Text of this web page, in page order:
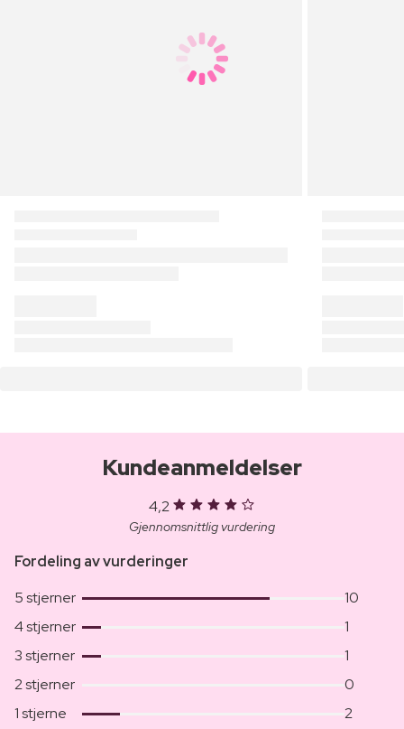
Kundeanmeldelser
4,2
Gjennomsnittlig vurdering
Fordeling av vurderinger
5 stjerner
10
4 stjerner
1
3 stjerner
1
2 stjerner
0
1 stjerne
2